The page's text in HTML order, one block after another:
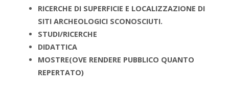
RICERCHE DI SUPERFICIE E LOCALIZZAZIONE DI
SITI ARCHEOLOGICI SCONOSCIUTI.
STUDI/RICERCHE
DIDATTICA
MOSTRE(OVE RENDERE PUBBLICO QUANTO
REPERTATO)